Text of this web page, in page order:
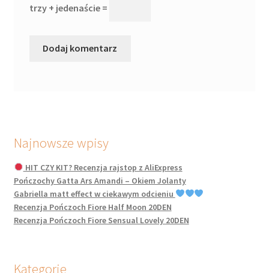
trzy + jedenaście =
Najnowsze wpisy
HIT CZY KIT? Recenzja rajstop z AliExpress
Pończochy Gatta Ars Amandi – Okiem Jolanty
Gabriella matt effect w ciekawym odcieniu
Recenzja Pończoch Fiore Half Moon 20DEN
Recenzja Pończoch Fiore Sensual Lovely 20DEN
Kategorie